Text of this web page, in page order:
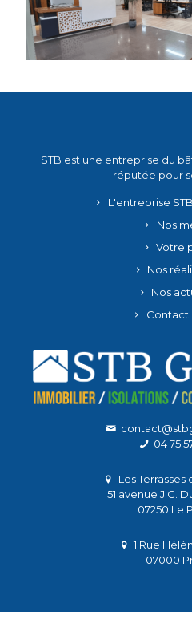
STB est une entreprise du
réputée pour
L'entreprise
Nos
Votre
Nos
Nos
Contact
04 75
Les
51 avenue J.C.
07250 Le
1 Rue
07000